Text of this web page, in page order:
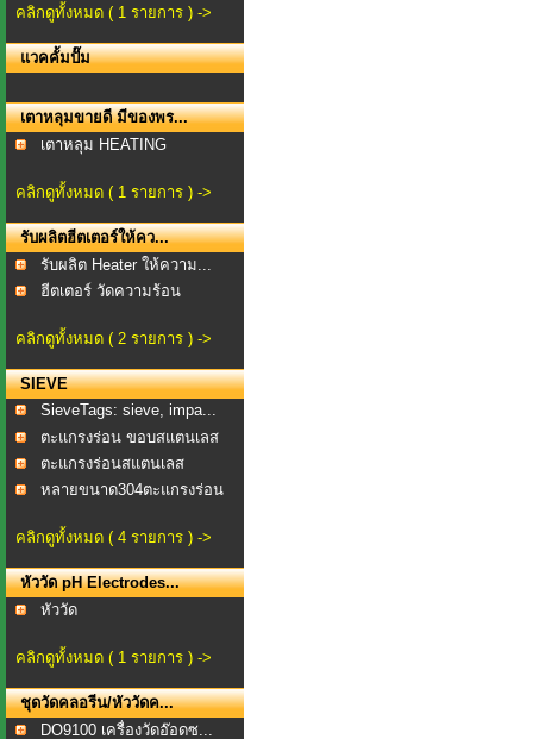
คลิกดูทั้งหมด ( 1 รายการ ) ->
แวคคั้มปั๊ม
เตาหลุมขายดี มีของพร...
เตาหลุม HEATING
คลิกดูทั้งหมด ( 1 รายการ ) ->
รับผลิตฮีตเตอร์ให้คว...
รับผลิต Heater ให้ความ...
ฮีตเตอร์ วัดความร้อน
คลิกดูทั้งหมด ( 2 รายการ ) ->
SIEVE
SieveTags: sieve, impa...
ตะแกรงร่อน ขอบสแตนเลส
...
ตะแกรงร่อนสแตนเลส
TEST...หลายขนาด304ตะแกรงร่อน
คลิกดูทั้งหมด ( 4 รายการ ) ->
หัววัด pH Electrodes...
หัววัด
คลิกดูทั้งหมด ( 1 รายการ ) ->
ชุดวัดคลอรีน/หัววัดค...
DO9100 เครื่องวัดอ๊อดซ...